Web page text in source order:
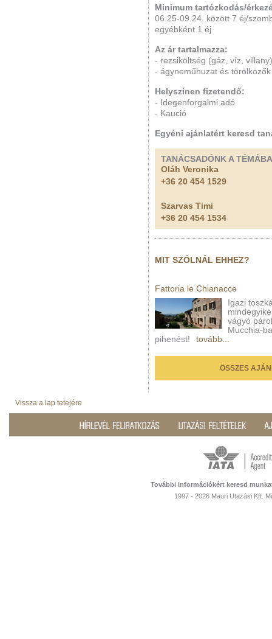
Minimum tartózkodás/
06.25-09.24. között 7 éj/
egyébként 1 éj
Az ár tartalmazza:
- rezsiköltség (gáz, víz, villany)
- ágyneműhuzat és
Helyszínen fizetendő:
- Idegenforgalmi adó
- Kaució
Egyéni ajánlatért keresd
TANÁCSADÓNK A
Oláh Veronika
+36 20 454 1529
Szarvas Timi
+36 20 454 1534
MIT SZÓLNÁL EHHEZ?
Fattoria le Chianacce
Igazi
vágyó
Mucchia-
pihenést!
tovább...
ÖSSZES
Vissza a lap tetejére
További információkért keresd
1997 - 2026 Mauri Utazási Kft.